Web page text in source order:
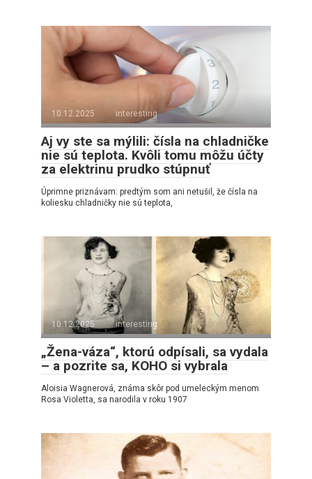
10.12.2025 interesting
Aj vy ste sa mýlili: čísla na chladničke
nie sú teplota. Kvôli tomu môžu účty
za elektrinu prudko stúpnuť
Úprimne priznávam: predtým som ani netušil, že čísla na
koliesku chladničky nie sú teplota,
10.12.2025 interesting
„Žena-váza“, ktorú odpísali, sa vydala
– a pozrite sa, KOHO si vybrala
Aloisia Wagnerová, známa skôr pod umeleckým menom
Rosa Violetta, sa narodila v roku 1907